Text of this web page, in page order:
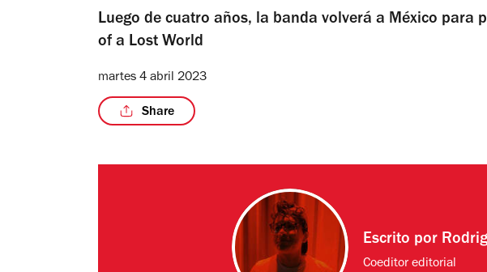
Luego de cuatro años, la banda volverá a México para
of a Lost World
martes 4 abril 2023
Share
Escrito por
Coeditor editorial